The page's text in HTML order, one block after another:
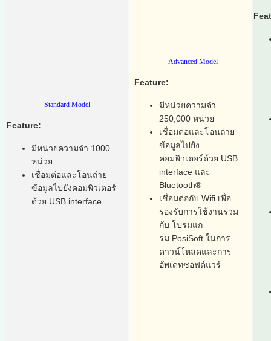
Standard Model
Feature:
มีหน่วยความจำ 1000
หน่วย
เชื่อมต่อและโอนถ่าย
ข้อมูลไปยังคอมพิวเตอร์
ด้วย USB interface
Advanced Model
Feature:
มีหน่วยความจำ
250,000 หน่วย
เชื่อมต่อและโอนถ่าย
ข้อมูลไปยัง
คอมพิวเตอร์ด้วย USB
interface และ
Bluetooth®
เชื่อมต่อกับ Wifi เพื่อ
รองรับการใช้งานร่วม
กับ โปรมแก
รม PosiSoft ในการ
ดาวน์โหลดและการ
อัพเดทซอฟต์แวร์